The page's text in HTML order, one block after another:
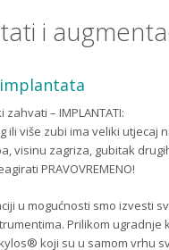
i
– IMPLANTATI:
ili više zubi ima veliki utjecaj
visinu zagriza, gubitak
PRAVOVREMENO!
u mogućnosti smo izvesti
Prilikom
koji su u samom vrhu